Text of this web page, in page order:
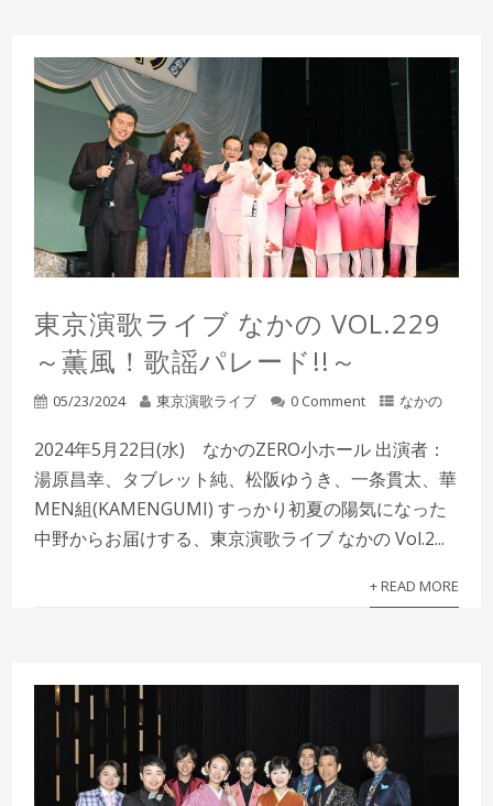
東京演歌ライブ なかの VOL.229
～薫風！歌謡パレード!!～
05/23/2024 東京演歌ライブ 0 Comment なかの
2024年5月22日(水) なかのZERO小ホール 出演者：
湯原昌幸、タブレット純、松阪ゆうき、一条貫太、華
MEN組(KAMENGUMI) すっかり初夏の陽気になった
中野からお届けする、東京演歌ライブ なかの Vol.2...
+ READ MORE